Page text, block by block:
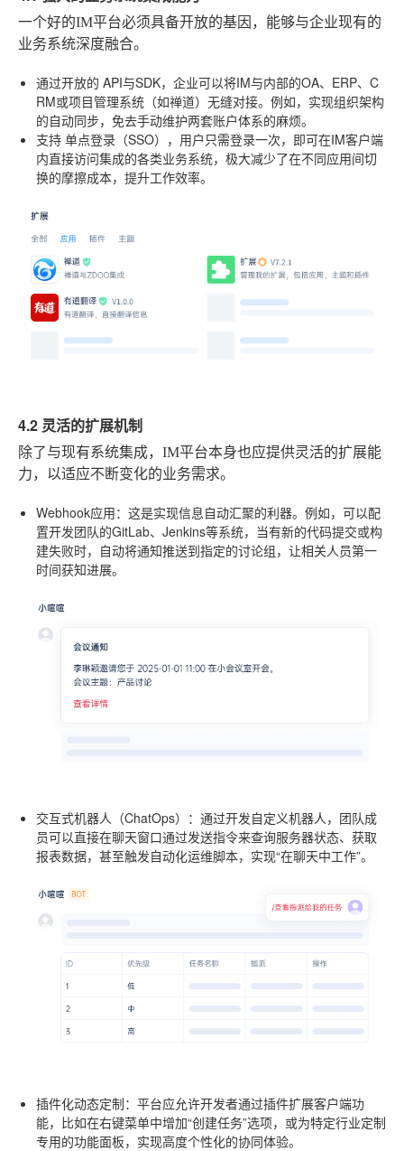
一个好的IM平台必须具备开放的基因，能够与企业现有的
业务系统深度融合。
通过开放的 API与SDK，企业可以将IM与内部的OA、ERP、C
RM或项目管理系统（如禅道）无缝对接。例如，实现组织架构
的自动同步，免去手动维护两套账户体系的麻烦。
支持 单点登录（SSO） ，用户只需登录一次，即可在IM客户端
内直接访问集成的各类业务系统，极大减少了在不同应用间切
换的摩擦成本，提升工作效率。
4.2 灵活的扩展机制
除了与现有系统集成，IM平台本身也应提供灵活的扩展能
力，以适应不断变化的业务需求。
Webhook应用：这是实现信息自动汇聚的利器。例如，可以配
置开发团队的GitLab、Jenkins等系统，当有新的代码提交或构
建失败时，自动将通知推送到指定的讨论组，让相关人员第一
时间获知进展。
交互式机器人（ChatOps） ：通过开发自定义机器人，团队成
员可以直接在聊天窗口通过发送指令来查询服务器状态、获取
报表数据，甚至触发自动化运维脚本，实现“在聊天中工作”。
插件化动态定制：平台应允许开发者通过插件扩展客户端功
能，比如在右键菜单中增加“创建任务”选项，或为特定行业定制
专用的功能面板，实现高度个性化的协同体验。